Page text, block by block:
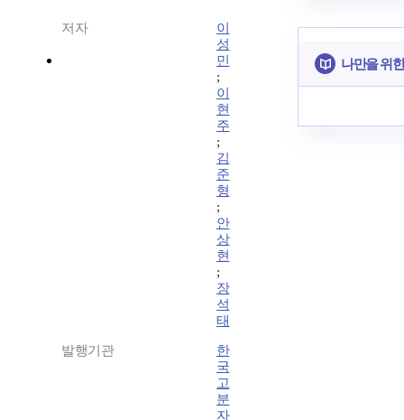
저자
이
성
민
;
이
현
주
;
김
준
형
;
안
상
현
;
장
석
태
발행기관
한
국
고
분
자
나만을 위